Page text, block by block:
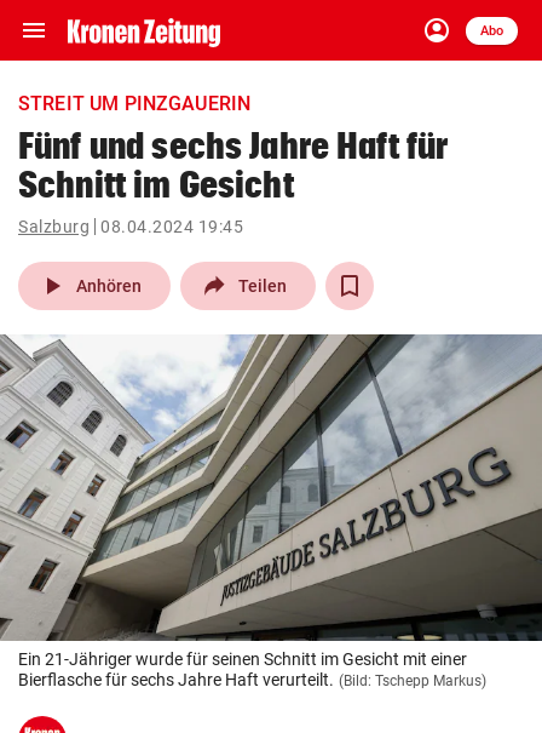
menu Navigation
ein-/ausklappen
account_circle
Anmelden
Abo
close Schließen
account_circle Anmelden
pin_drop
Wien arrow_right
bookmark
search
Suchbegriff
eingeben
© Krone Multimedia GmbH & Co KG 2026
Muthgasse 2, 1190 Wien
STREIT UM PINZGAUERIN
Fünf und sechs Jahre Haft für
Schnitt im Gesicht
Salzburg 08.04.2024 19:45
play_arrow Anhören Teilen
Ein 21-Jähriger wurde für seinen Schnitt im Gesicht mit einer
Bierflasche für sechs Jahre Haft verurteilt. (Bild: Tschepp Markus)